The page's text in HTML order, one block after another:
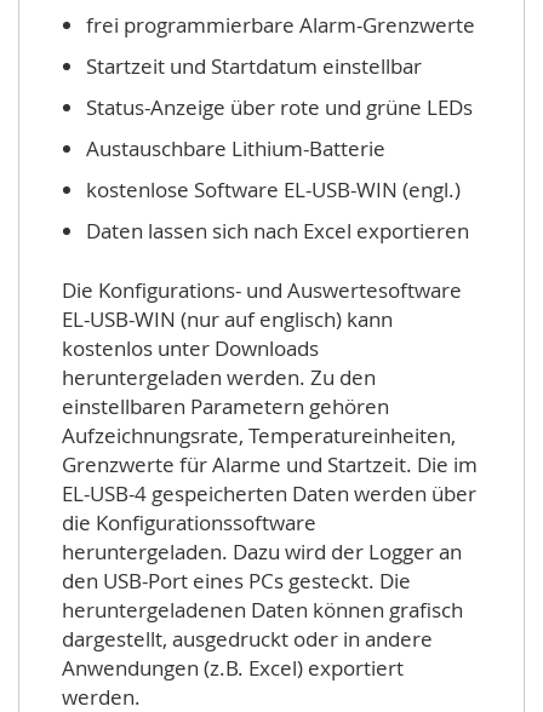
frei programmierbare Alarm-Grenzwerte
Startzeit und Startdatum einstellbar
Status-Anzeige über rote und grüne LEDs
Austauschbare Lithium-Batterie
kostenlose Software EL-USB-WIN (engl.)
Daten lassen sich nach Excel exportieren
Die Konfigurations- und Auswertesoftware
EL-USB-WIN (nur auf englisch) kann
kostenlos unter Downloads
heruntergeladen werden. Zu den
einstellbaren Parametern gehören
Aufzeichnungsrate, Temperatureinheiten,
Grenzwerte für Alarme und Startzeit. Die im
EL-USB-4 gespeicherten Daten werden über
die Konfigurationssoftware
heruntergeladen. Dazu wird der Logger an
den USB-Port eines PCs gesteckt. Die
heruntergeladenen Daten können grafisch
dargestellt, ausgedruckt oder in andere
Anwendungen (z.B. Excel) exportiert
werden.